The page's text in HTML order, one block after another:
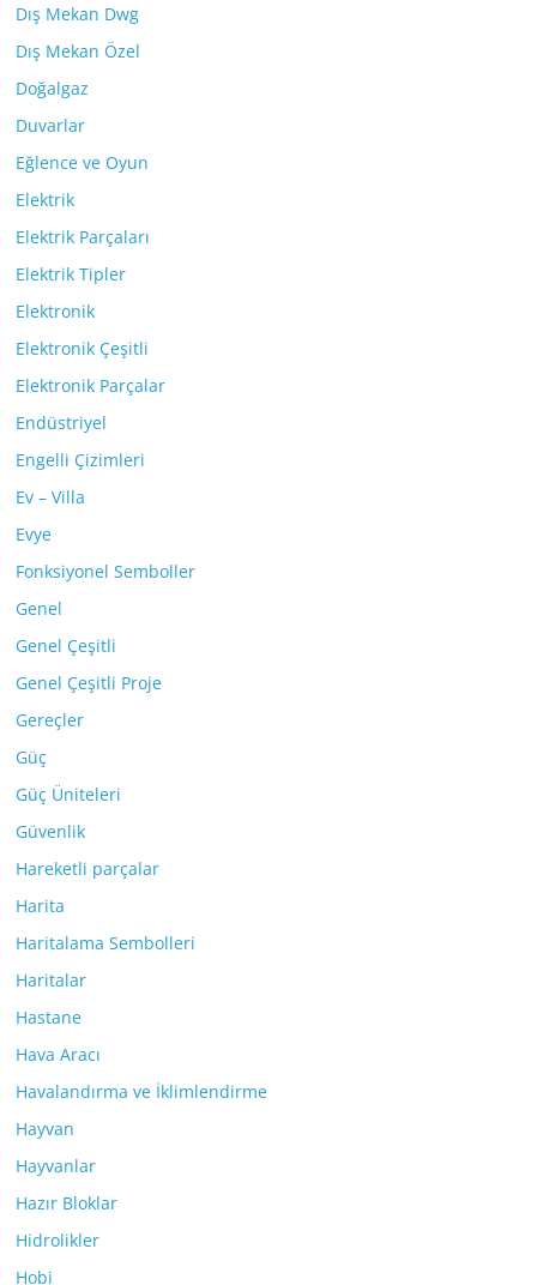
Dış Mekan Dwg
Dış Mekan Özel
Doğalgaz
Duvarlar
Eğlence ve Oyun
Elektrik
Elektrik Parçaları
Elektrik Tipler
Elektronik
Elektronik Çeşitli
Elektronik Parçalar
Endüstriyel
Engelli Çizimleri
Ev – Villa
Evye
Fonksiyonel Semboller
Genel
Genel Çeşitli
Genel Çeşitli Proje
Gereçler
Güç
Güç Üniteleri
Güvenlik
Hareketli parçalar
Harita
Haritalama Sembolleri
Haritalar
Hastane
Hava Aracı
Havalandırma ve İklimlendirme
Hayvan
Hayvanlar
Hazır Bloklar
Hidrolikler
Hobi